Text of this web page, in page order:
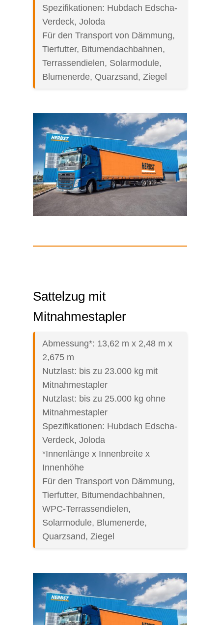
Spezifikationen: Hubdach Edscha-
Verdeck, Joloda
Für den Transport von Dämmung,
Tierfutter, Bitumendachbahnen,
Terrassendielen, Solarmodule,
Blumenerde, Quarzsand, Ziegel
Sattelzug mit
Mitnahmestapler
Abmessung*: 13,62 m x 2,48 m x
2,675 m
Nutzlast: bis zu 23.000 kg mit
Mitnahmestapler
Nutzlast: bis zu 25.000 kg ohne
Mitnahmestapler
Spezifikationen: Hubdach Edscha-
Verdeck, Joloda
*Innenlänge x Innenbreite x
Innenhöhe
Für den Transport von Dämmung,
Tierfutter, Bitumendachbahnen,
WPC-Terrassendielen,
Solarmodule, Blumenerde,
Quarzsand, Ziegel